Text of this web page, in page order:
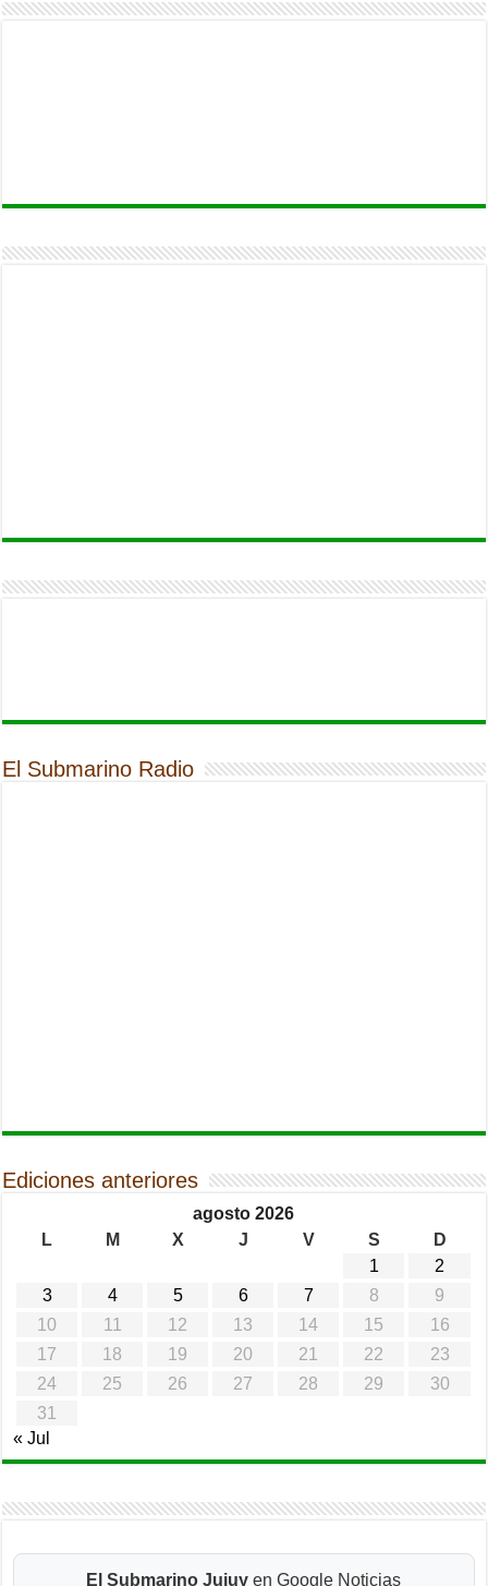
El Submarino Radio
Ediciones anteriores
agosto 2026
L
M X J V S
D
1
2
3
4 5 6 7 8
9
10
11 12 13 14 15
16
17
18 19 20 21 22
23
24
25 26 27 28 29
30
31
« Jul
El Submarino Jujuy en Google Noticias